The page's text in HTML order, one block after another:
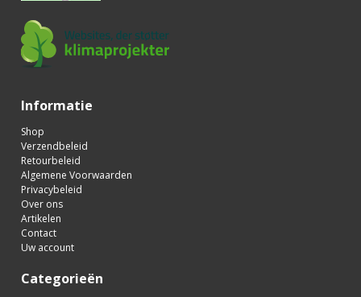
Informatie
Shop
Verzendbeleid
Retourbeleid
Algemene Voorwaarden
Privacybeleid
Over ons
Artikelen
Contact
Uw account
Categorieën